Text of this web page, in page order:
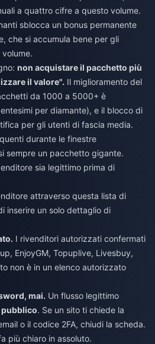
a quattro cifre a questo volume.
sblocca un bonus permanente
che si accumula bene per gli
non acquistare il pacchetto più
il valore". Il miglioramento del
da 1000 a 5000+ è
per diamante), e il blocco di
per gli utenti di fascia media.
durante le finestre
sempre un pacchetto gigante.
sia legittimo prima di
attraverso questa lista di
inserire un solo dettaglio di
I rivenditori autorizzati confermati
EnjoyGM, Topuplive, Livesbuy,
non è in un elenco autorizzato
mai. Un flusso legittimo
pubblico. Se un sito ti chiede la
o il codice 2FA, chiudi la scheda.
più chiaro in assoluto.